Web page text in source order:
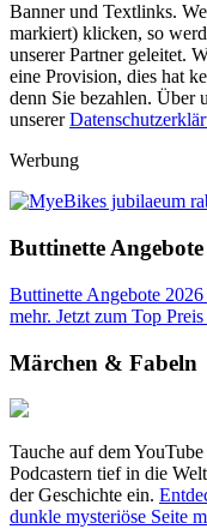
Banner und Textlinks.
markiert) klicken, so
unserer Partner geleitet.
eine Provision, dies hat
denn Sie bezahlen. Über
unserer
Werbung
Buttinette Angebote
Buttinette Angebote
mehr. Jetzt zum Top
Märchen & Fabeln
Tauche auf dem
Podcastern tief in die
der Geschichte ein.
dunkle mysteriöse Seite